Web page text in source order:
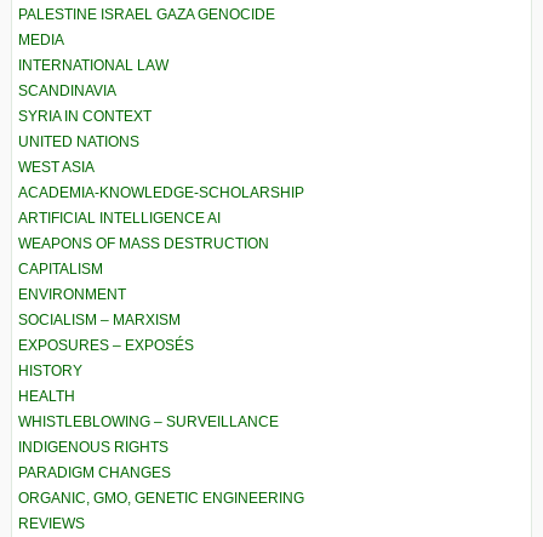
PALESTINE ISRAEL GAZA GENOCIDE
MEDIA
INTERNATIONAL LAW
SCANDINAVIA
SYRIA IN CONTEXT
UNITED NATIONS
WEST ASIA
ACADEMIA-KNOWLEDGE-SCHOLARSHIP
ARTIFICIAL INTELLIGENCE AI
WEAPONS OF MASS DESTRUCTION
CAPITALISM
ENVIRONMENT
SOCIALISM – MARXISM
EXPOSURES – EXPOSÉS
HISTORY
HEALTH
WHISTLEBLOWING – SURVEILLANCE
INDIGENOUS RIGHTS
PARADIGM CHANGES
ORGANIC, GMO, GENETIC ENGINEERING
REVIEWS